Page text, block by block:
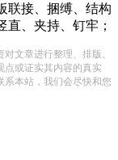
联接、捆缚、结构
、夹持、钉牢；
文章进行整理、排版、
点或证实其内容的真实
系本站，我们会尽快和您